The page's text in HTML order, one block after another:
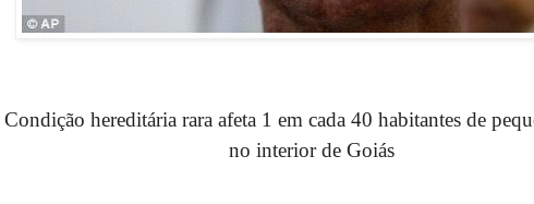
Condição hereditária rara afeta 1 em cada 40 habitantes de
no interior de Goiás